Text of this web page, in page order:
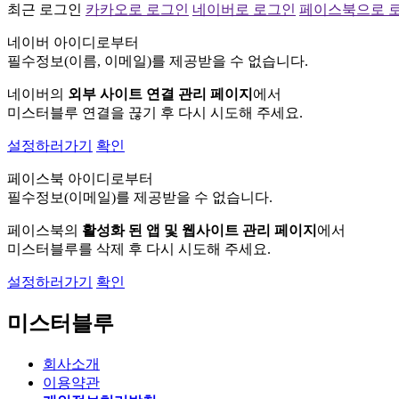
최근 로그인 카카오로 로그인 네이버로 로그인 페이스북으로
네이버 아이디로부터
필수정보(이름, 이메일)를 제공받을 수 없습니다.
네이버의 외부 사이트 연결 관리 페이지 에서
미스터블루 연결을 끊기 후 다시 시도해 주세요.
설정하러가기 확인
페이스북 아이디로부터
필수정보(이메일)를 제공받을 수 없습니다.
페이스북의 활성화 된 앱 및 웹사이트 관리 페이지 에서
미스터블루를 삭제 후 다시 시도해 주세요.
설정하러가기 확인
미스터블루
회사소개
이용약관